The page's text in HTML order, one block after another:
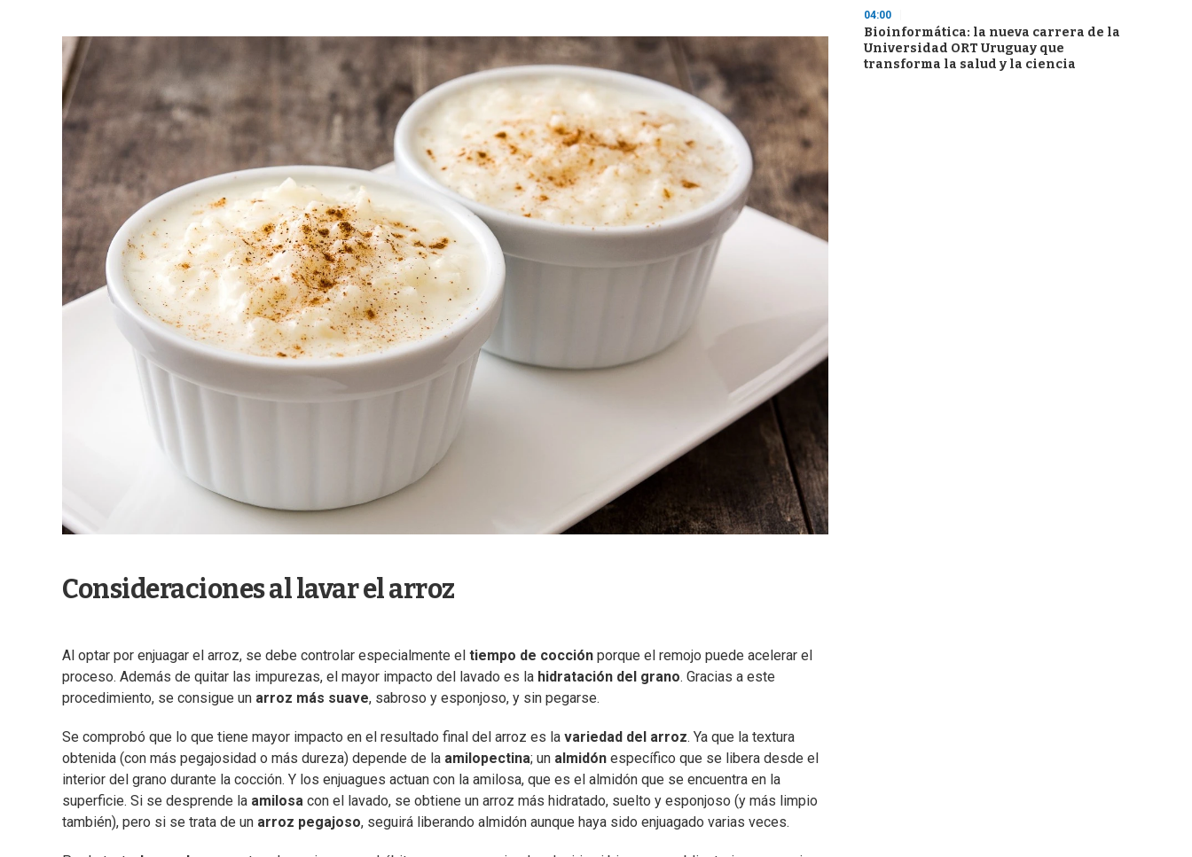
Consideraciones al lavar el arroz
Al optar por enjuagar el arroz, se debe controlar especialmente el tiempo de cocción porque el remojo puede acelerar el
proceso. Además de quitar las impurezas, el mayor impacto del lavado es la hidratación del grano. Gracias a este
procedimiento, se consigue un arroz más suave, sabroso y esponjoso, y sin pegarse.
Se comprobó que lo que tiene mayor impacto en el resultado final del arroz es la variedad del arroz. Ya que la textura
obtenida (con más pegajosidad o más dureza) depende de la amilopectina; un almidón específico que se libera desde el
interior del grano durante la cocción. Y los enjuagues actuan con la amilosa, que es el almidón que se encuentra en la
superficie. Si se desprende la amilosa con el lavado, se obtiene un arroz más hidratado, suelto y esponjoso (y más limpio
también), pero si se trata de un arroz pegajoso, seguirá liberando almidón aunque haya sido enjuagado varias veces.
04:00
Bioinformática: la nueva carrera de la
Universidad ORT Uruguay que
transforma la salud y la ciencia